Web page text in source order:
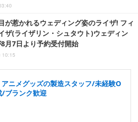
が惹かれるウェディング姿のライザ! フィ
ザ(ライザリン・シュタウト)ウェディン
月7日より予約受付開始
10:15
アニメグッズの製造スタッフ/未経験O
ブランク歓迎